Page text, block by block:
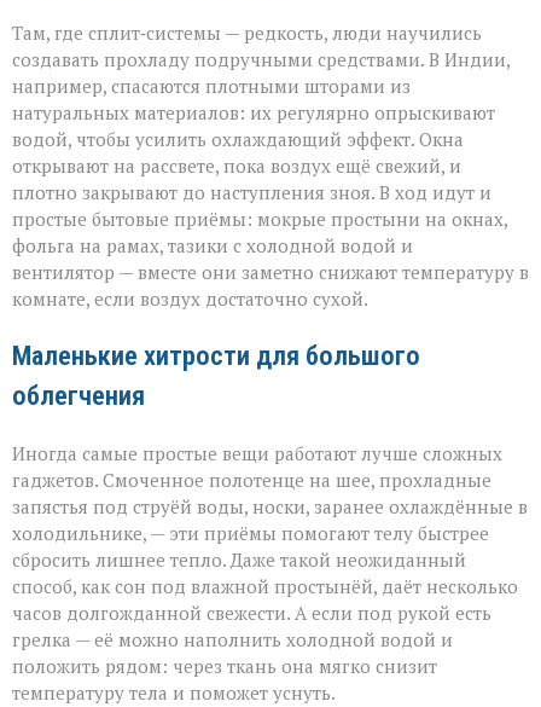
Там, где сплит‑системы — редкость, люди научились
создавать прохладу подручными средствами. В Индии,
например, спасаются плотными шторами из
натуральных материалов: их регулярно опрыскивают
водой, чтобы усилить охлаждающий эффект. Окна
открывают на рассвете, пока воздух ещё свежий, и
плотно закрывают до наступления зноя. В ход идут и
простые бытовые приёмы: мокрые простыни на окнах,
фольга на рамах, тазики с холодной водой и
вентилятор — вместе они заметно снижают температуру в
комнате, если воздух достаточно сухой.
Маленькие хитрости для большого
облегчения
Иногда самые простые вещи работают лучше сложных
гаджетов. Смоченное полотенце на шее, прохладные
запястья под струёй воды, носки, заранее охлаждённые в
холодильнике, — эти приёмы помогают телу быстрее
сбросить лишнее тепло. Даже такой неожиданный
способ, как сон под влажной простынёй, даёт несколько
часов долгожданной свежести. А если под рукой есть
грелка — её можно наполнить холодной водой и
положить рядом: через ткань она мягко снизит
температуру тела и поможет уснуть.